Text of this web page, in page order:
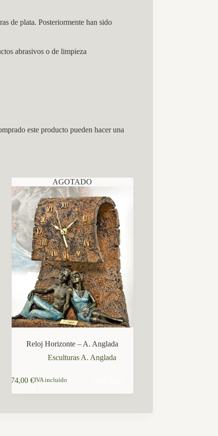
de plata. Posteriormente han sido
abrasivos o de limpieza
este producto pueden hacer una
AGOTADO
Reloj Horizonte – A. Anglada
Esculturas A. Anglada
174,00€IVA incluido